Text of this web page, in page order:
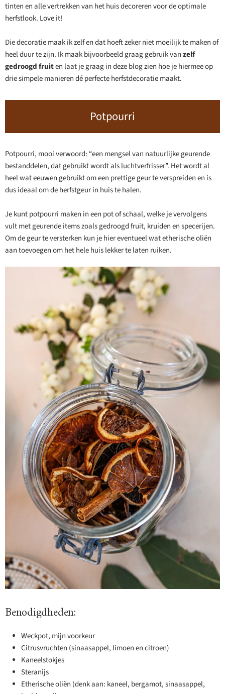
tinten en alle vertrekken van het huis decoreren voor de optimale
herfstlook. Love it!
Die decoratie maak ik zelf en dat hoeft zeker niet moeilijk te maken of
heel duur te zijn. Ik maak bijvoorbeeld graag gebruik vanzelf
gedroogd fruiten laat je graag in deze blog zien hoe je hiermee op
drie simpele manieren dé perfecte herfstdecoratie maakt.
Potpourri
Potpourri, mooi verwoord: “een mengsel van natuurlijke geurende
bestanddelen, dat gebruikt wordt als luchtverfrisser”. Het wordt al
heel wat eeuwen gebruikt om een prettige geur te verspreiden en is
dus ideaal om de herfstgeur in huis te halen.
Je kunt potpourri maken in een pot of schaal, welke je vervolgens
vult met geurende items zoals gedroogd fruit, kruiden en specerijen.
Om de geur te versterken kun je hier eventueel wat etherische oliën
aan toevoegen om het hele huis lekker te laten ruiken.
Benodigdheden:
Weckpot, mijn voorkeur
Citrusvruchten (sinaasappel, limoen en citroen)
Kaneelstokjes
Steranijs
Etherische oliën (denk aan: kaneel, bergamot, sinaasappel,